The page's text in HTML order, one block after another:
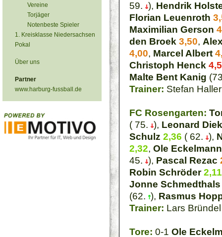
Vereine
Torjäger
Notenbeste Spieler
1. Kreisklasse Niedersachsen
Pokal
Über uns
Partner
www.harburg-fussball.de
59. ), Hendrik
Florian Leuenroth
Maximilian Gerson
den Broek 3,50,
4,00, Marcel Albert
Christoph Henck
Malte Bent Kanig
Trainer: Stefan Haller
FC Rosengarten:
( 75. ), Leonard
Schulz 2,36 ( 62. ),
2,32, Ole Eckelmann
45. ), Pascal Rezac
Robin Schröder 2,11
Jonne Schmedthals
(62. ), Rasmus
Trainer: Lars Bründel
Tore: 0-1 Ole